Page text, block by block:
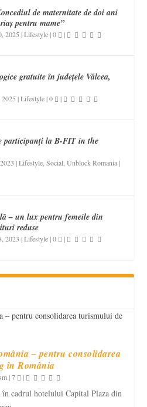
de maternitate de doi ani
pentru mame”
2025 |Lifestyle|0 |
gratuite în județele Vâlcea,
|Lifestyle|0 |
participanţi la B-FIT in the
|Lifestyle ,Social ,Unblock Romania|
– un lux pentru femeile din
reduse
2023 |Lifestyle|0 |
– pentru consolidarea
în România
|7 |
cadrul hotelului Capital Plaza din